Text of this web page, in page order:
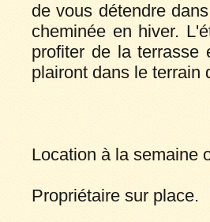
de vous détendre
cheminée en hiver.
profiter de la terrasse
plairont dans le terrain
Location à la semaine
Propriétaire sur place.